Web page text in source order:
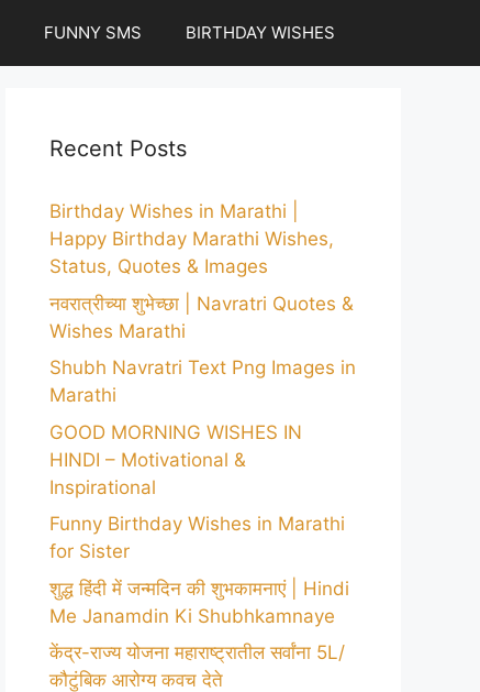
FUNNY SMS BIRTHDAY WISHES
Recent Posts
Birthday Wishes in Marathi |
Happy Birthday Marathi Wishes,
Status, Quotes & Images
नवरात्रीच्या शुभेच्छा | Navratri Quotes &
Wishes Marathi
Shubh Navratri Text Png Images in
Marathi
GOOD MORNING WISHES IN
HINDI – Motivational &
Inspirational
Funny Birthday Wishes in Marathi
for Sister
शुद्ध हिंदी में जन्मदिन की शुभकामनाएं | Hindi
Me Janamdin Ki Shubhkamnaye
केंद्र-राज्य योजना महाराष्ट्रातील सर्वांना 5L/
कौटुंबिक आरोग्य कवच देते